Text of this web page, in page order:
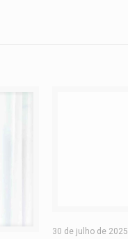
30 de julho de 2025